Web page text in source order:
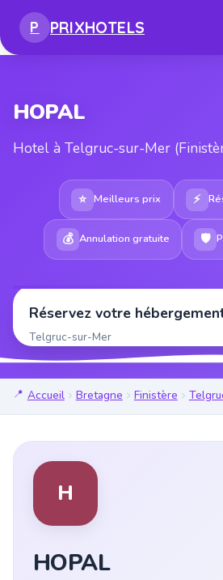
P PRIXHOTELS
HOPAL
Hotel à Telgruc-sur-Mer
⭐ Meilleurs prix ⚡
💰 Annulation gratuite 🛡
Réservez votre
Telgruc-sur-Mer
Accueil Bretagne Finistère
H
HOPAL